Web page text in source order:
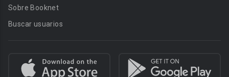
Sobre Booknet
Buscar usuarios